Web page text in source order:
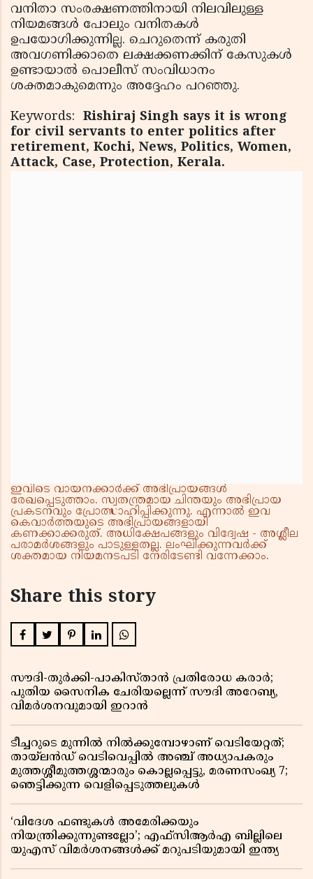
വനിതാ സംരക്ഷണത്തിനായി നിലവിലുള്ള
നിയമങ്ങള്‍ പോലും വനിതകള്‍
ഉപയോഗിക്കുന്നില്ല. ചെറുതെന്ന് കരുതി
അവഗണിക്കാതെ ലക്ഷക്കണക്കിന് കേസുകള്‍
ഉണ്ടായാല്‍ പൊലീസ് സംവിധാനം
ശക്തമാകുമെന്നും അദ്ദേഹം പറഞ്ഞു.
Keywords: Rishiraj Singh says it is wrong
for civil servants to enter politics after
retirement, Kochi, News, Politics, Women,
Attack, Case, Protection, Kerala.
ഇവിടെ വായനക്കാർക്ക് അഭിപ്രായങ്ങൾ
രേഖപ്പെടുത്താം. സ്വതന്ത്രമായ ചിന്തയും അഭിപ്രായ
പ്രകടനവും പ്രോത്സാഹിപ്പിക്കുന്നു. എന്നാൽ ഇവ
കെവാർത്തയുടെ അഭിപ്രായങ്ങളായി
കണക്കാക്കരുത്. അധിക്ഷേപങ്ങളും വിദ്വേഷ - അശ്ലീല
പരാമർശങ്ങളും പാടുള്ളതല്ല. ലംഘിക്കുന്നവർക്ക്
ശക്തമായ നിയമനടപടി നേരിടേണ്ടി വന്നേക്കാം.
Share this story
സൗദി-തുർക്കി-പാകിസ്താൻ പ്രതിരോധ കരാർ;
പുതിയ സൈനിക ചേരിയല്ലെന്ന് സൗദി അറേബ്യ,
വിമർശനവുമായി ഇറാൻ
ടീച്ചറുടെ മുന്നിൽ നിൽക്കുമ്പോഴാണ് വെടിയേറ്റത്;
തായ്‌ലൻഡ് വെടിവെപ്പിൽ അഞ്ച് അധ്യാപകരും
മുത്തശ്ശീമുത്തശ്ശന്മാരും കൊല്ലപ്പെട്ടു, മരണസംഖ്യ 7;
ഞെട്ടിക്കുന്ന വെളിപ്പെടുത്തലുകൾ
‘വിദേശ ഫണ്ടുകൾ അമേരിക്കയും
നിയന്ത്രിക്കുന്നുണ്ടല്ലോ’; എഫ്സിആർഎ ബില്ലിലെ
യുഎസ് വിമർശനങ്ങൾക്ക് മറുപടിയുമായി ഇന്ത്യ